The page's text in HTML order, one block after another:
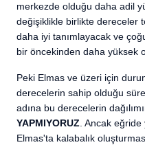
merkezde olduğu daha adil
değişiklikle birlikte dereceler
daha iyi tanımlayacak ve
bir öncekinden daha yüksek
Peki Elmas ve üzeri için
derecelerin sahip olduğu
adına bu derecelerin
YAPMIYORUZ . Ancak
Elmas'ta kalabalık